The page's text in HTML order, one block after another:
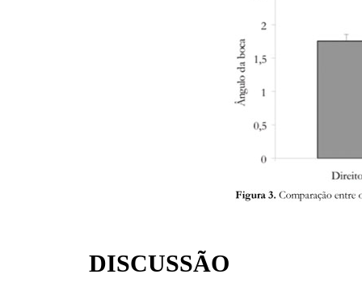
DISCUSSÃO